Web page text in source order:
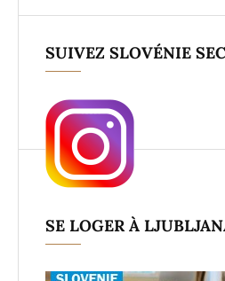
SUIVEZ SLOVÉNIE
SE LOGER À